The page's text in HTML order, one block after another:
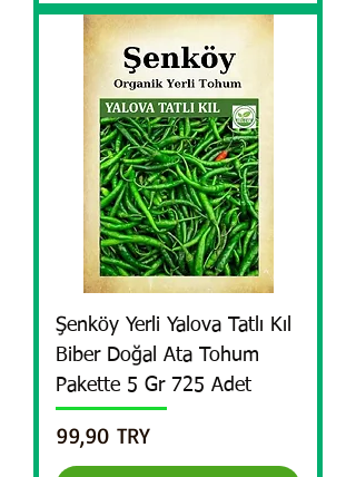
Şenköy Yerli Yalova Tatlı Kıl
Biber Doğal Ata Tohum
Pakette 5 Gr 725 Adet
Precio
99,90 TRY